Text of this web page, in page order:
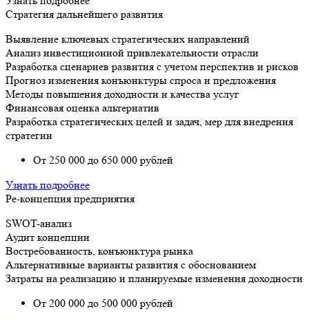
Стратегия дальнейшего развития
Выявление ключевых стратегических направлений
Анализ инвестиционной привлекательности отрасли
Разработка сценариев развития с учетом перспектив и рисков
Прогноз изменения конъюнктуры спроса и предложения
Методы повышения доходности и качества услуг
Финансовая оценка альтернатив
Разработка стратегических целей и задач, мер для внедрения
стратегии
От 250 000 до 650 000 рублей
Узнать подробнее
Ре-концепция предприятия
SWOT-анализ
Аудит концепции
Востребованность, конъюнктура рынка
Альтернативные варианты развития с обоснованием
Затраты на реализацию и планируемые изменения доходности
От 200 000 до 500 000 рублей